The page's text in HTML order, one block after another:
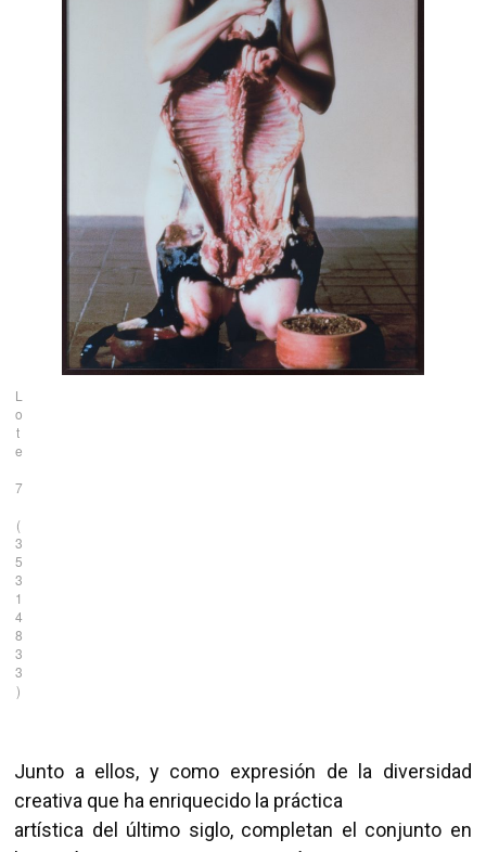
L
o
t
e
7
(
3
5
3
1
4
8
3
3
)
Junto a ellos, y como expresión de la diversidad
creativa que ha enriquecido la práctica
artística del último siglo, completan el conjunto en